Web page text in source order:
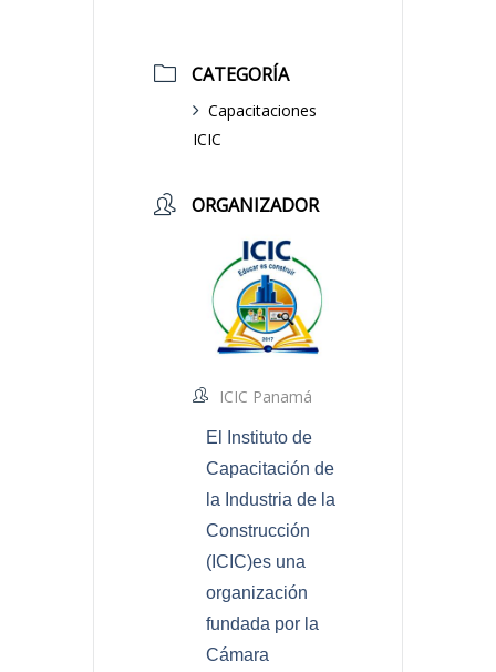
CATEGORÍA
Capacitaciones
ICIC
ORGANIZADOR
ICIC Panamá
El Instituto de
Capacitación de
la Industria de la
Construcción
(ICIC)es una
organización
fundada por la
Cámara